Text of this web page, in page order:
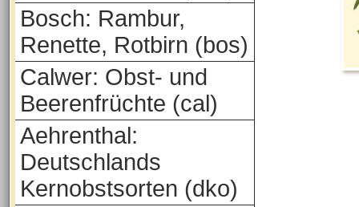
Bosch: Rambur,
Renette, Rotbirn (bos)
Calwer: Obst- und
Beerenfrüchte (cal)
Aehrenthal:
Deutschlands
Kernobstsorten (dko)